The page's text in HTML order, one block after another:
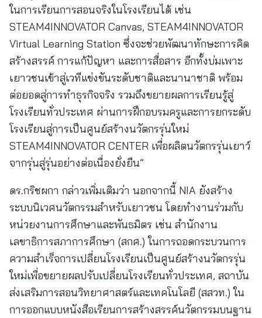
ในการเรียนการสอนจริงในโรงเรียนได้ เช่น
STEAM4INNOVATOR Canvas, STEAM4INNOVATOR
Virtual Learning Station ซึ่งจะช่วยพัฒนาทักษะการคิด
สร้างสรรค์ การแก้ปัญหา และการสื่อสาร อีกทั้งบ่มเพาะ
เยาวชนเข้าสู่เวทีแข่งขันระดับชาติและนานาชาติ พร้อม
ต่อยอดสู่การทำธุรกิจจริง รวมถึงขยายผลการเรียนรู้สู่
โรงเรียนทั่วประเทศ ผ่านการฝึกอบรมครูและการยกระดับ
โรงเรียนสู่การเป็นศูนย์สร้างนวัตกรรุ่นใหม่
STEAM4INNOVATOR CENTER เพื่อผลิตนวัตกรรุ่นเยาว์
จากรุ่นสู่รุ่นอย่างต่อเนื่องยั่งยืน”
ดร.กริชผกา กล่าวเพิ่มเติมว่า นอกจากนี้ NIA ยังสร้าง
ระบบนิเวศนวัตกรรมสำหรับเยาวชน โดยทำงานร่วมกับ
หน่วยงานการศึกษาและพันธมิตร เช่น สำนักงาน
เลขาธิการสภาการศึกษา (สกศ.) ในการถอดกระบวนการ
ความสำเร็จการเปลี่ยนโรงเรียนเป็นศูนย์สร้างนวัตกรรุ่น
ใหม่เพื่อขยายผลปรับเปลี่ยนโรงเรียนทั่วประเทศ, สถาบัน
ส่งเสริมการสอนวิทยาศาสตร์และเทคโนโลยี (สสวท.) ใน
การออกแบบหนังสือเรียนการสร้างสรรค์นวัตกรรมบนฐาน